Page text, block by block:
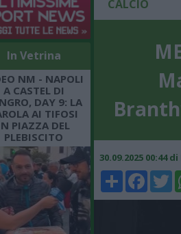
In Vetrina
NM - NAPOLI
A CASTEL DI
DAY 9: LA
AI TIFOSI
PIAZZA DEL
PLEBISCITO
CALCIO
30.09.2025 00:44
ShareFacebook